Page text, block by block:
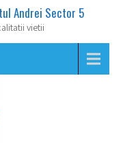
Andrei Sector 5
vietii